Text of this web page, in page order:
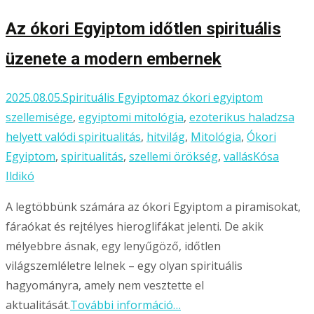
Az ókori Egyiptom időtlen spirituális
üzenete a modern embernek
2025.08.05.Spirituális Egyiptomaz ókori egyiptom
szellemisége, egyiptomi mitológia, ezoterikus haladzsa
helyett valódi spiritualitás, hitvilág, Mitológia, Ókori
Egyiptom, spiritualitás, szellemi örökség, vallásKósa
Ildikó
A legtöbbünk számára az ókori Egyiptom a piramisokat,
fáraókat és rejtélyes hieroglifákat jelenti. De akik
mélyebbre ásnak, egy lenyűgöző, időtlen
világszemléletre lelnek – egy olyan spirituális
hagyományra, amely nem vesztette el
aktualitását.További információ…